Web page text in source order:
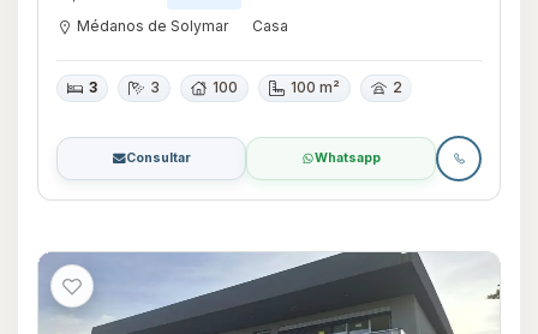
Médanos de Solymar Casa
3 3 100 100 m² 2
Consultar Whatsapp